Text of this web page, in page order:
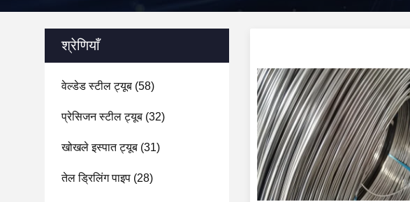
श्रेणियाँ
वेल्डेड स्टील ट्यूब (58)
प्रेसिजन स्टील ट्यूब (32)
खोखले इस्पात ट्यूब (31)
तेल ड्रिलिंग पाइप (28)